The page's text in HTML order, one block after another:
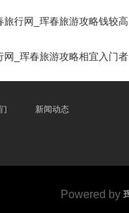
行网_珲春旅游攻略钱较高
_珲春旅游攻略相宜入门者
新闻动态
Powered by